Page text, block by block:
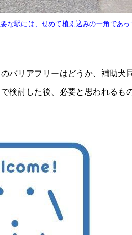
な駅には、せめて植え込みの一角であ
バリアフリーはどうか、補助犬
検討した後、必要と思われるも